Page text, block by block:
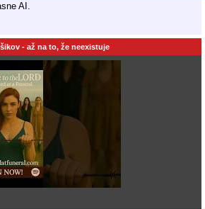
AI.
- až na to, že neexistuje